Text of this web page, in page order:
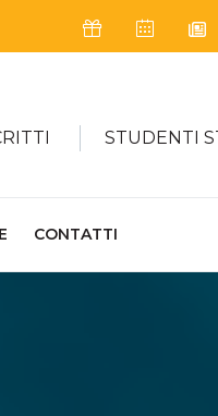
Icona Sostienici
Icona
STUDENTI
CONTATTI